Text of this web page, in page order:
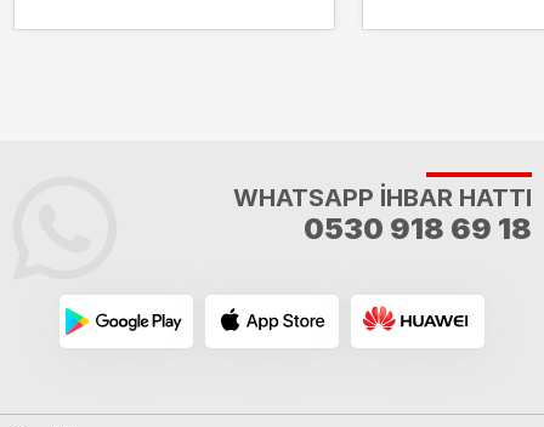
WHATSAPP İHBAR HATTI
0530 918 69 18